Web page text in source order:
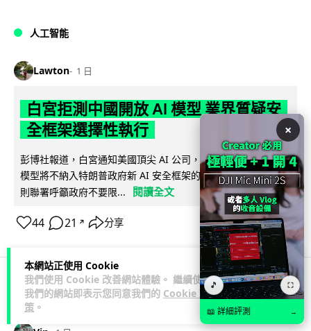
本網站正使用 Cookie
我們使用 Cookie 改善網站體驗。 繼續使用
我們的網站即表示您同意我們的 Cookie 政
策 。
人工智能
Lawton 1 日
白宮拒測中國開放 AI 模型 業界質疑安
全框架選擇性執行
彭博社報道，白宮通知美國頂尖 AI 公司，中國開發的開放權重
模型將不納入特朗普政府新 AI 安全框架的測試範圍。美國業界
則聯署呼籲政府不要限...
閱讀全文
44 21 ↗ 分享
人工智能
×
🎵 ⛶
📖 詳細評測 →